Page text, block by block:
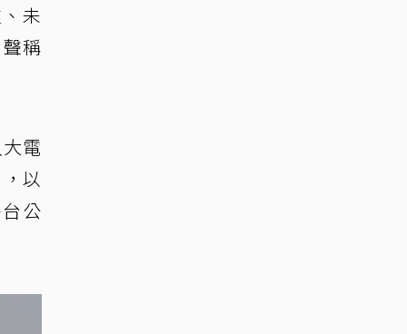
未
稱
電
以
公